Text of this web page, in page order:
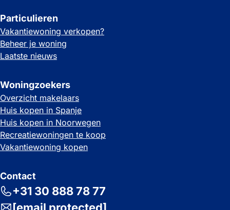
Particulieren
Vakantiewoning verkopen?
Beheer je woning
Laatste nieuws
Woningzoekers
Overzicht makelaars
Huis kopen in Spanje
Huis kopen in Noorwegen
Recreatiewoningen te koop
Vakantiewoning kopen
Contact
+31 30 888 78 77